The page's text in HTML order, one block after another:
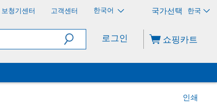
보청기센터 고객센터 한국어 한국
로그인 쇼핑카트
인쇄